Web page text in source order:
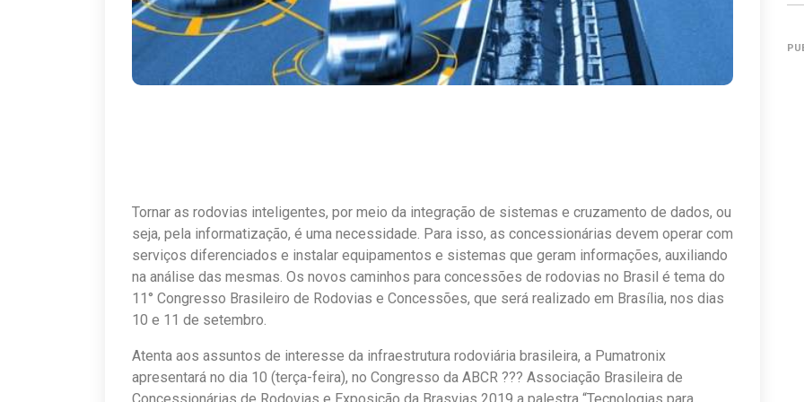
Tornar as rodovias inteligentes, por meio da integração de sistemas e cruzamento de dados, ou
seja, pela informatização, é uma necessidade. Para isso, as concessionárias devem operar com
serviços diferenciados e instalar equipamentos e sistemas que geram informações, auxiliando
na análise das mesmas. Os novos caminhos para concessões de rodovias no Brasil é tema do
11° Congresso Brasileiro de Rodovias e Concessões, que será realizado em Brasília, nos dias
10 e 11 de setembro.
Atenta aos assuntos de interesse da infraestrutura rodoviária brasileira, a Pumatronix
apresentará no dia 10 (terça-feira), no Congresso da ABCR ??? Associação Brasileira de